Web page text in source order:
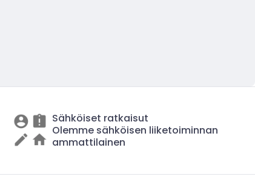
Sähköiset ratkaisut
Olemme sähköisen liiketoiminnan
ammattilainen